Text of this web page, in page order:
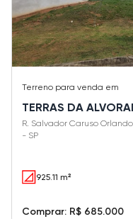
Terreno para venda em
TERRAS DA
R. Salvador Caruso
- SP
925.11 m²
Comprar: R$ 685.000